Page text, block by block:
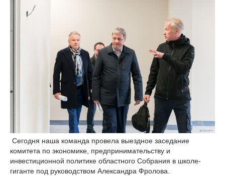
Сегодня наша команда провела выездное заседание
комитета по экономике, предпринимательству и
инвестиционной политике областного Собрания в школе-
гиганте под руководством Александра Фролова.